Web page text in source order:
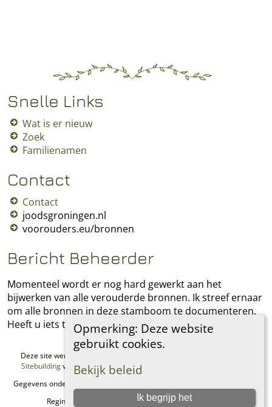
Opmerking: Deze website
gebruikt cookies.
Bekijk beleid
Ik begrijp het
Snelle Links
Wat is er nieuw
Zoek
Familienamen
Contact
Contact
joodsgroningen.nl
voorouders.eu/bronnen
Bericht Beheerder
Momenteel wordt er nog hard gewerkt aan het
bijwerken van alle verouderde bronnen. Ik streef ernaar
om alle bronnen in deze stamboom te documenteren.
Heeft u iets toe te voegen, laat het mij dan weten.
Deze site werd aangemaakt door
Sitebuildingv. 15.0.1, geschreven door Darrin Lythgoe © 2001-2026.
Gegevens onderhouden door
Regina's Genealogie Site. Alle rechten voorbehouden